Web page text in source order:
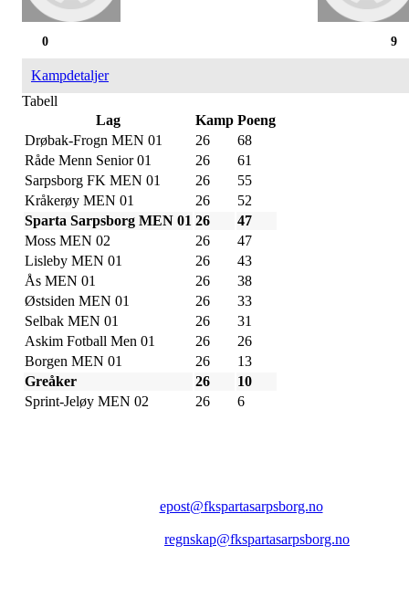
9
0
Kampdetaljer
Tabell
Lag
Kamp Poeng
Drøbak-Frogn MEN 01
26
68
Råde Menn Senior 01
26
61
Sarpsborg FK MEN 01
26
55
Kråkerøy MEN 01
26
52
Sparta Sarpsborg MEN 01 26
47
Moss MEN 02
26
47
Lisleby MEN 01
26
43
Ås MEN 01
26
38
Østsiden MEN 01
26
33
Selbak MEN 01
26
31
Askim Fotball Men 01
26
26
Borgen MEN 01
26
13
Greåker
26
10
Sprint-Jeløy MEN 02
26 6
epost@fkspartasarpsborg.no
regnskap@fkspartasarpsborg.no